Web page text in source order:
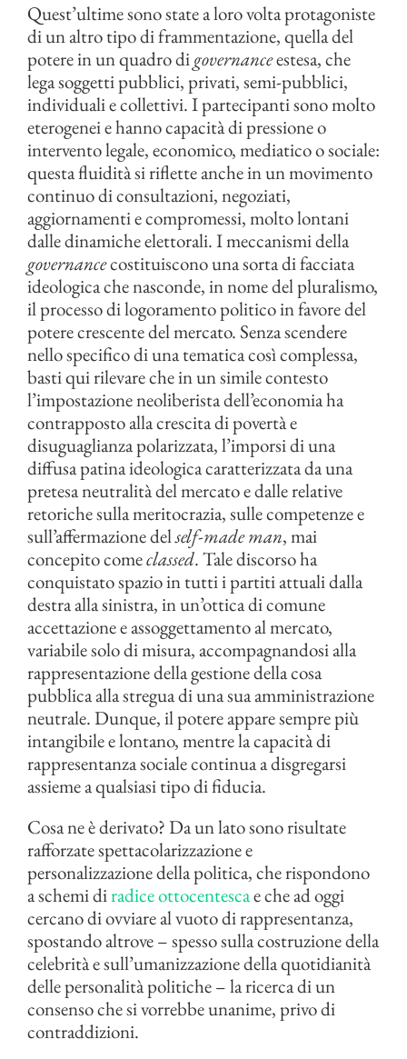
Quest’ultime sono state a loro volta protagoniste
di un altro tipo di frammentazione, quella del
potere in un quadro digovernanceestesa, che
lega soggetti pubblici, privati, semi-pubblici,
individuali e collettivi. I partecipanti sono molto
eterogenei e hanno capacità di pressione o
intervento legale, economico, mediatico o sociale:
questa fluidità si riflette anche in un movimento
continuo di consultazioni, negoziati,
aggiornamenti e compromessi, molto lontani
dalle dinamiche elettorali. I meccanismi della
governancecostituiscono una sorta di facciata
ideologica che nasconde, in nome del pluralismo,
il processo di logoramento politico in favore del
potere crescente del mercato. Senza scendere
nello specifico di una tematica così complessa,
basti qui rilevare che in un simile contesto
l’impostazione neoliberista dell’economia ha
contrapposto alla crescita di povertà e
disuguaglianza polarizzata, l’imporsi di una
diffusa patina ideologica caratterizzata da una
pretesa neutralità del mercato e dalle relative
retoriche sulla meritocrazia, sulle competenze e
sull’affermazione delself-made man, mai
concepito comeclassed. Tale discorso ha
conquistato spazio in tutti i partiti attuali dalla
destra alla sinistra, in un’ottica di comune
accettazione e assoggettamento al mercato,
variabile solo di misura, accompagnandosi alla
rappresentazione della gestione della cosa
pubblica alla stregua di una sua amministrazione
neutrale. Dunque, il potere appare sempre più
intangibile e lontano, mentre la capacità di
rappresentanza sociale continua a disgregarsi
assieme a qualsiasi tipo di fiducia.
Cosa ne è derivato? Da un lato sono risultate
rafforzate spettacolarizzazione e
personalizzazione della politica, che rispondono
a schemi diradice ottocentescae che ad oggi
cercano di ovviare al vuoto di rappresentanza,
spostando altrove – spesso sulla costruzione della
celebrità e sull’umanizzazione della quotidianità
delle personalità politiche – la ricerca di un
consenso che si vorrebbe unanime, privo di
contraddizioni.